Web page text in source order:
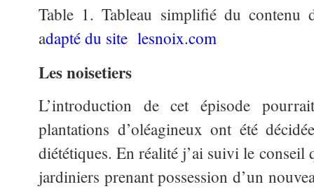
Table 1. Tableau simplifié du
adapté du site lesnoix.com
Les noisetiers
L’introduction de cet épisode
plantations d’oléagineux ont été
diététiques. En réalité j’ai suivi le conseil
jardiniers prenant possession d’un